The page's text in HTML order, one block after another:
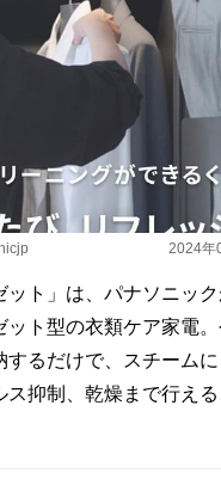
2024年
ット」は、パナソニッ
ット型の衣類ケア家電
するだけで、スチーム
ス抑制、乾燥まで行え